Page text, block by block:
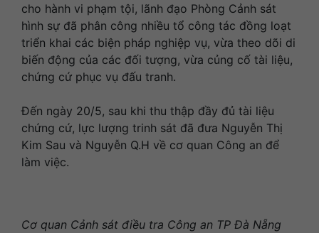
cho hành vi phạm tội, lãnh đạo Phòng Cảnh sát
hình sự đã phân công nhiều tổ công tác đồng loạt
triển khai các biện pháp nghiệp vụ, vừa theo dõi di
biến động của các đối tượng, vừa củng cố tài liệu,
chứng cứ phục vụ đấu tranh.
Đến ngày 20/5, sau khi thu thập đầy đủ tài liệu
chứng cứ, lực lượng trinh sát đã đưa Nguyễn Thị
Kim Sau và Nguyễn Q.H về cơ quan Công an để
làm việc.
Cơ quan Cảnh sát điều tra Công an TP Đà Nẵng